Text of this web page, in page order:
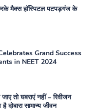
मैक्स हॉस्पिटल पटपड़गंज के
Grand Success
in NEET 2024
तो घबराएं नहीं – रिवीजन
सामान्य जीवन